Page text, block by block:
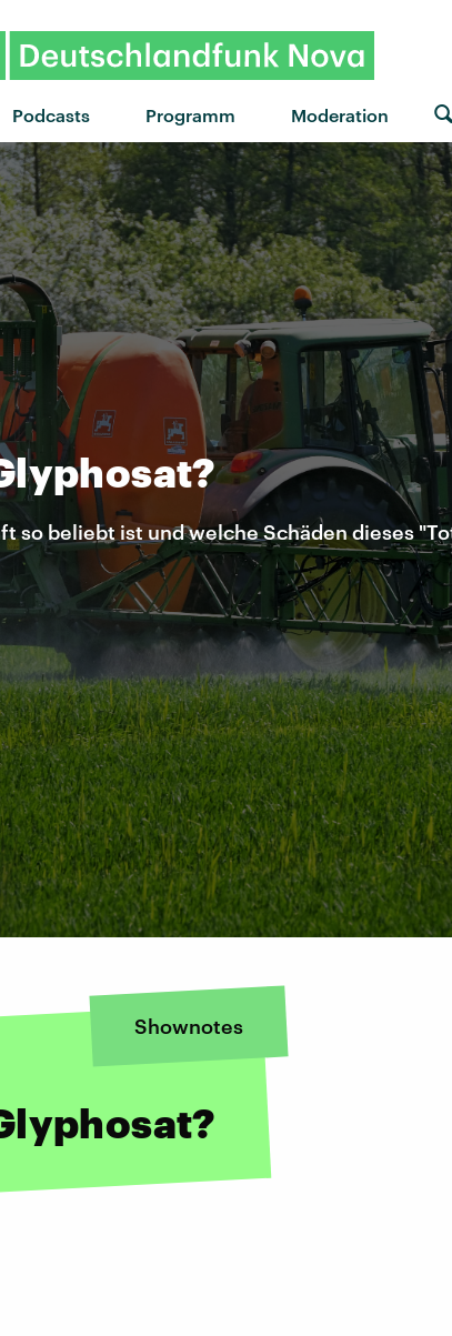
Podcasts Programm Moderation
"Joven y Salvaje" von Benny
so beliebt ist und welche Schäden dieses
Shownotes